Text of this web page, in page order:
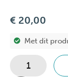
€ 20,00
Met dit